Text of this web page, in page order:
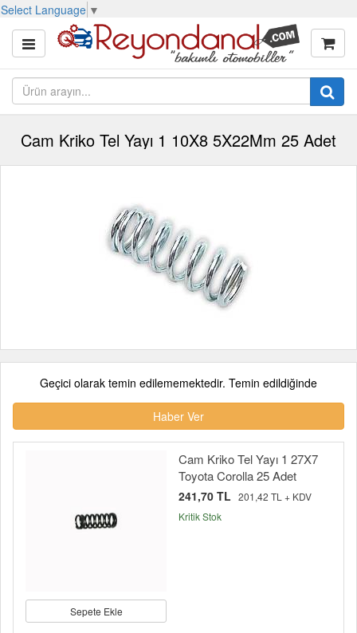
Select Language ▼
Cam Kriko Tel Yayı 1 10X8 5X22Mm 25 Adet
Geçici olarak temin edilememektedir. Temin edildiğinde
Haber Ver
Sepete Ekle
Cam Kriko Tel Yayı 1 27X7
Toyota Corolla 25 Adet
241,70 TL 201,42 TL + KDV
Kritik Stok